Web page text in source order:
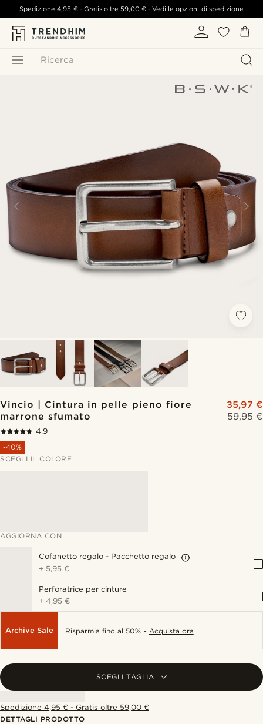
Ricerca
Spedizione4,95 €- Gratis oltre 59,00 € -Vedi le opzioni di spedizione
Vincio | Cintura in pelle pieno fiore
marrone sfumato
59,95 €
35,97 €
4.9
-40%
SCEGLI IL COLORE
AGGIORNA CON
Cofanetto regalo - Pacchetto regalo
+ 5,95 €
Perforatrice per cinture
+4,95 €
Archive Sale Risparmia fino al 50% - Acquista ora
SCEGLI TAGLIA
Spedizione 4,95 € - Gratis oltre 59,00 €
DETTAGLI PRODOTTO